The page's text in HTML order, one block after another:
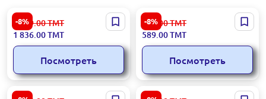
-8%
Edon BX6-100000 |
Никелевый сварочный
аппарат промышленный
1 999.00ТМТ
1 836.00ТМТ
Посмотреть
-8%
Edon MINI-300S | Сварочный
аппарат с цифровым
дисплеем
641.00ТМТ
589.00ТМТ
Посмотреть